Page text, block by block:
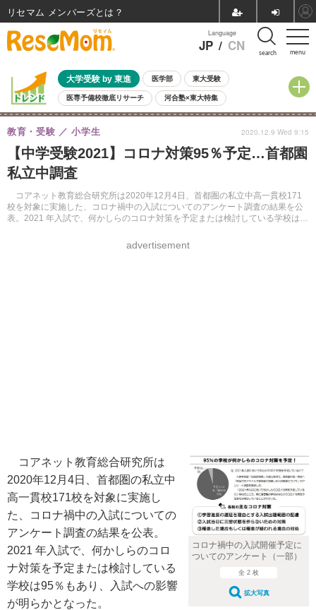
menu
Language
JP / CN search
大学受験 by 東進 医学部 東大受験
医専予備校徹底リサーチ 河合塾×東大特集
親子で考える大学選び 高校受験 中学受験 小学校受験
共通テスト 夏休み
8月開催イベント・WS 全国公立高校 過去問 人気記事
自由研究教材（小学生向け）
【中学受験2021】コロナ対策95％予定…首都園
私立中調査
コアネット教育総合研究所は2020年12月4日、首都圏の私立中高一貫校171
校を対象に実施した、コロナ禍中の入試についてのアンケート調査の結果を公
表。2021 年入試で、何かしらのコロナ対策を予定または検討している学校は
教育・受験 小学生
advertisement
2020.12.9 Wed 9:15
コロナ禍中の入試開催予定に
ついてのアンケート（一部）
全 2 枚
拡大写真
コアネット教育総合研究所は
2020年12月4日、首都圏の私立中
高一貫校171校を対象に実施し
た、コロナ禍中の入試についての
アンケート調査の結果を公表。
2021 年入試で、何かしらのコロ
ナ対策を予定または検討している
学校は95％もあり、入試への影響
が明らかとなった。
リセマム メンバーズ